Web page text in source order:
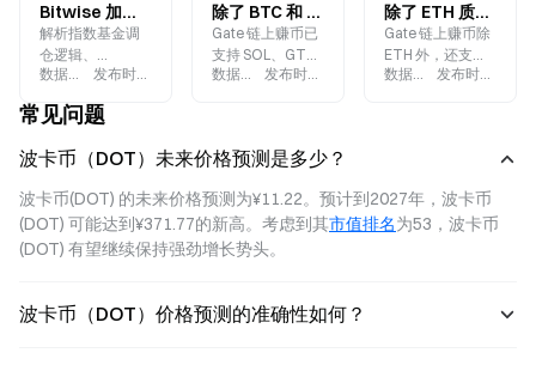
Bitwise 加密 ETF 调仓剔除 DOT 与 AVAX，新增 HYPE 与 XLM：机构资金正在押注什么？
解析指数基金调
仓逻辑、
Hyperliquid 链上
投资赛道转向。
数据来源 :Gate.blog
发布时间 2026-07-10
除了 BTC 和 ETH，Gate 链上赚币还支持哪些主流币种质押挖矿？
Gate 链上赚币已
支持 SOL、GT、
GUSD、USDT、
20 余种主流币种
数据来源 :Gate.blog
发布时间 2026-07-08
除了 ETH 质押挖矿，Gate 链上赚币还支持哪些币种？2026 年最新清单
Gate 链上赚币除
ETH 外，还支持
SOL、GT、
数据来源 :Gate.blog
发布时间
常见问题
波卡币（DOT）未来价格预测是多少？
波卡币(DOT) 的未来价格预测为¥11.22。预计到2027年，波卡币
(DOT) 可能达到¥371.77的新高。考虑到其市值排名为53，波卡币
(DOT) 有望继续保持强劲增长势头。
波卡币（DOT）价格预测的准确性如何？